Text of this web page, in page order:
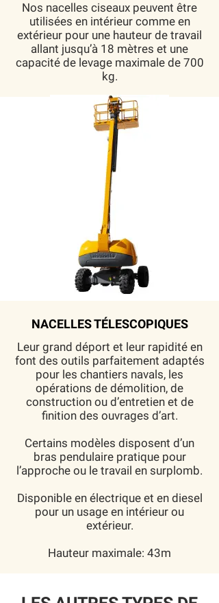
Nos nacelles ciseaux peuvent être
utilisées en intérieur comme en
extérieur pour une hauteur de travail
allant jusqu’à 18 mètres et une
capacité de levage maximale de 700
kg.
NACELLES TÉLESCOPIQUES
Leur grand déport et leur rapidité en
font des outils parfaitement adaptés
pour les chantiers navals, les
opérations de démolition, de
construction ou d’entretien et de
finition des ouvrages d’art.
Certains modèles disposent d’un
bras pendulaire pratique pour
l’approche ou le travail en surplomb.
Disponible en électrique et en diesel
pour un usage en intérieur ou
extérieur.
Hauteur maximale: 43m